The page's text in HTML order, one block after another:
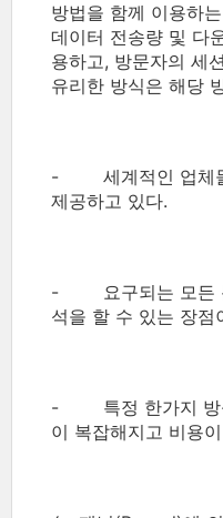
방법을 함께 이용하
데이터 전송량 및 다
용하고, 방문자의 세
유리한 방식은 해당
- 세계적인 업체들
제공하고 있다.
- 요구되는 모든 분
석을 할 수 있는 장점
- 특정 한가지 방식
이 복잡해지고 비용